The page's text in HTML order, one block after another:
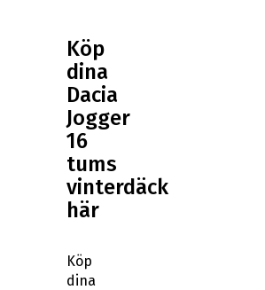
Köp
dina
Dacia
Jogger
16
tums
vinterdäck
här
Köp
dina